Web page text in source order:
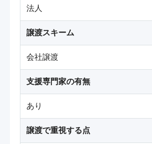
法人
譲渡スキーム
会社譲渡
支援専門家の有無
あり
譲渡で重視する点